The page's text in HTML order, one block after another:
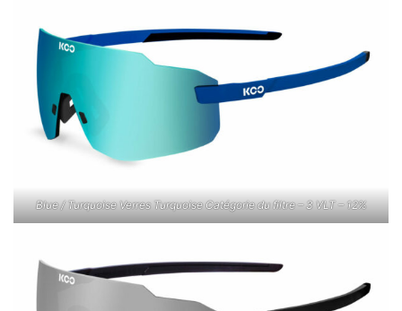
Blue / Turquoise Verres Turquoise Catégorie du filtre – 3 VLT – 12%